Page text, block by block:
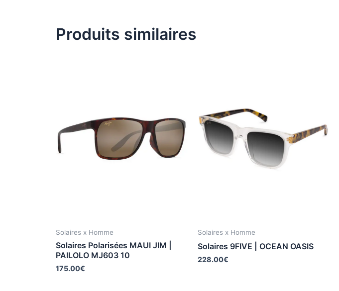
Produits similaires
Solaires x Homme
Solaires Polarisées MAUI JIM |
PAILOLO MJ603 10
175.00€
Solaires x Homme
Solaires 9FIVE | OCEAN OASIS
228.00€